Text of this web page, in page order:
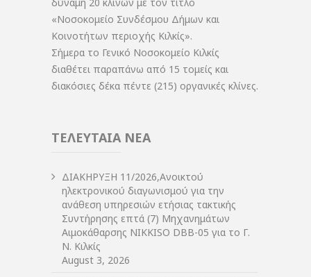
«Νοσοκομείο Συνδέσμου Δήμων και
Κοινοτήτων περιοχής Κιλκίς».
Σήμερα το Γενικό Νοσοκομείο Κιλκίς
διαθέτει παραπάνω από 15 τομείς και
διακόσιες δέκα πέντε (215) οργανικές κλίνες.
ΤΕΛΕΥΤΑΙΑ ΝΕΑ
ΔIΑΚΗΡΥΞΗ 11/2026,Ανοικτού
ηλεκτρονικού διαγωνισμού για την
ανάθεση υπηρεσιών ετήσιας τακτικής
Συντήρησης επτά (7) Μηχανημάτων
Αιμοκάθαρσης NIKKISO DBB-05 για το Γ.
Ν. Κιλκίς
August 3, 2026